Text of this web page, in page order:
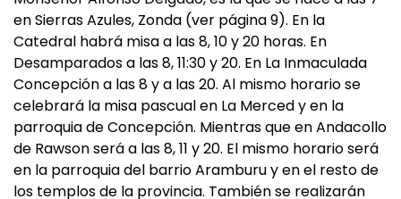
en Sierras Azules, Zonda (ver página 9). En la
Catedral habrá misa a las 8, 10 y 20 horas. En
Desamparados a las 8, 11:30 y 20. En La Inmaculada
Concepción a las 8 y a las 20. Al mismo horario se
celebrará la misa pascual en La Merced y en la
parroquia de Concepción. Mientras que en Andacollo
de Rawson será a las 8, 11 y 20. El mismo horario será
en la parroquia del barrio Aramburu y en el resto de
los templos de la provincia. También se realizarán